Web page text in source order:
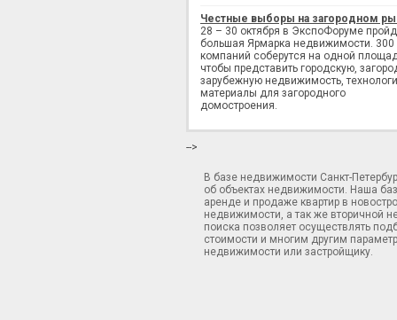
Честные выборы на загородном
28 – 30 октября в ЭкспоФоруме
большая Ярмарка недвижимости. 300
компаний соберутся на одной
чтобы представить городскую,
зарубежную недвижимость,
материалы для загородного
домостроения.
-->
В базе недвижимости Санкт-
об объектах недвижимости. Наша
аренде и продаже квартир в
недвижимости, а так же вторичной
поиска позволяет осуществлять
стоимости и многим другим
недвижимости или застройщику.